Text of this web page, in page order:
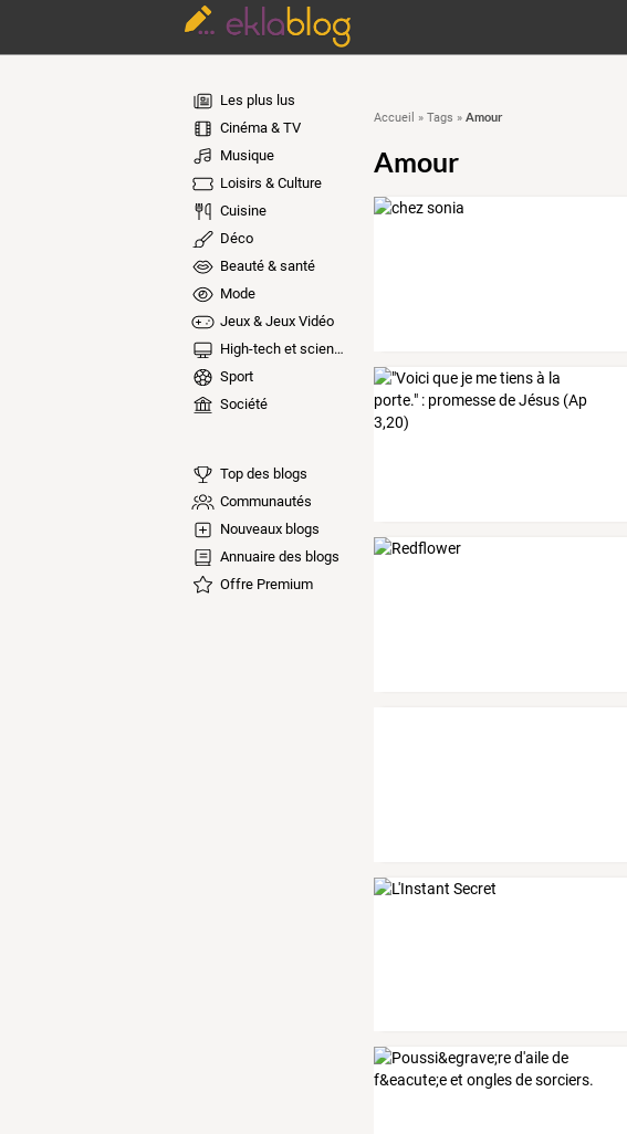
Les plus lus
Cinéma & TV
Musique
Loisirs & Culture
Cuisine
Déco
Beauté & santé
Mode
Jeux & Jeux Vidéo
High-tech et sciences
Sport
Société
Top des blogs
Communautés
Nouveaux blogs
Annuaire des blogs
Offre Premium
Accueil » Tags » Amour
Amour